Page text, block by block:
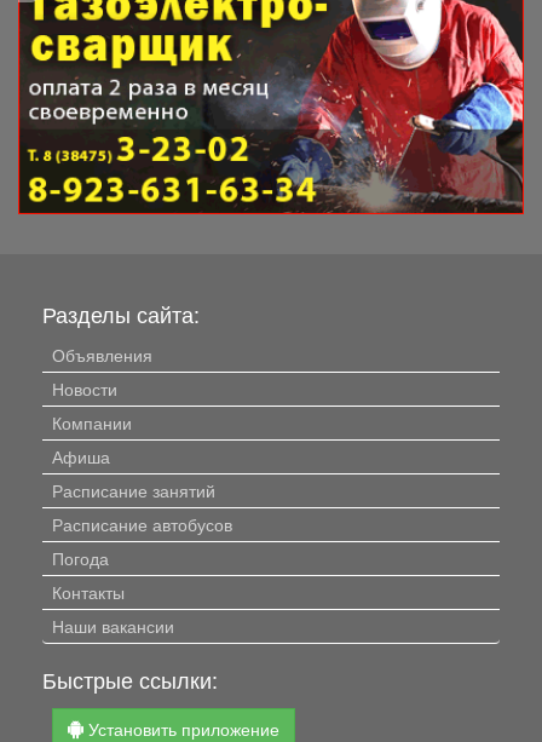
Разделы сайта:
Объявления
Новости
Компании
Афиша
Расписание занятий
Расписание автобусов
Погода
Контакты
Наши вакансии
Быстрые ссылки:
Установить приложение